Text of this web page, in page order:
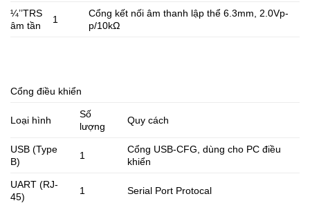
¼’’TRS
âm tần
1
Cổng kết nối âm thanh lập thể 6.3mm, 2.0Vp-
p/10kΩ
Cổng điều khiển
Loại hình
Số
lượng
Quy cách
USB (Type
B)
1
Cổng USB-CFG, dùng cho PC điều
khiển
UART (RJ-
45)
1 Serial Port Protocal